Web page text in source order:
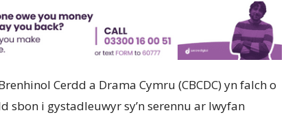
Cerdd a Drama Cymru (CBCDC) yn falch o
sbon i gystadleuwyr sy’n serennu ar lwyfan